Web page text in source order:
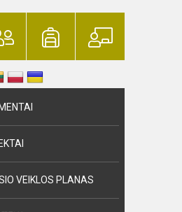
VEIKLOS PLANAS